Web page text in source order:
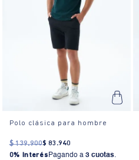
Polo clásica para hombre
$ 139.900$ 83 .940
0% Interés Pagando a 3 cuotas.